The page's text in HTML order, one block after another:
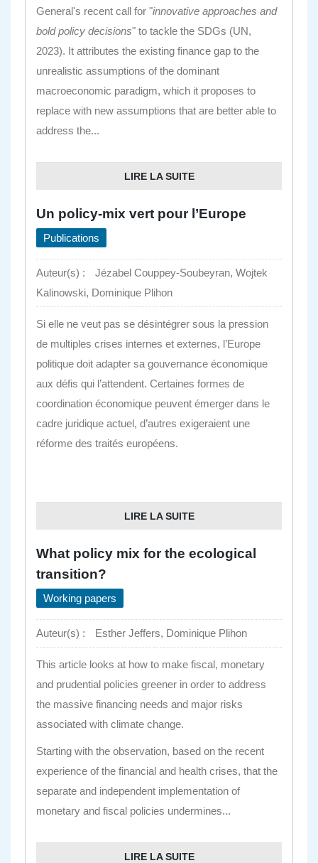
General's recent call for "innovative approaches and
bold policy decisions" to tackle the SDGs (UN,
2023). It attributes the existing finance gap to the
unrealistic assumptions of the dominant
macroeconomic paradigm, which it proposes to
replace with new assumptions that are better able to
address the...
LIRE LA SUITE
Un policy-mix vert pour l’Europe
Publications
Auteur(s) :
Jézabel Couppey-Soubeyran, Wojtek
Kalinowski, Dominique Plihon
Si elle ne veut pas se désintégrer sous la pression
de multiples crises internes et externes, l’Europe
politique doit adapter sa gouvernance économique
aux défis qui l’attendent. Certaines formes de
coordination économique peuvent émerger dans le
cadre juridique actuel, d’autres exigeraient une
réforme des traités européens.
LIRE LA SUITE
What policy mix for the ecological
transition?
Working papers
Auteur(s) : Esther Jeffers, Dominique Plihon
This article looks at how to make fiscal, monetary
and prudential policies greener in order to address
the massive financing needs and major risks
associated with climate change.
Starting with the observation, based on the recent
experience of the financial and health crises, that the
separate and independent implementation of
monetary and fiscal policies undermines...
LIRE LA SUITE